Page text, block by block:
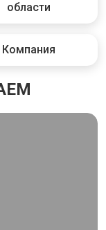
области
Компания